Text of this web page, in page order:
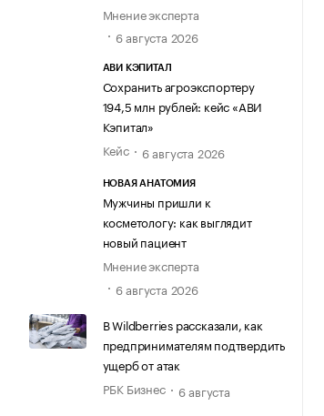
Мнение эксперта
6 августа 2026
АВИ КЭПИТАЛ
Сохранить агроэкспортеру
194,5 млн рублей: кейс «АВИ
Кэпитал»
Кейс
6 августа 2026
НОВАЯ АНАТОМИЯ
Мужчины пришли к
косметологу: как выглядит
новый пациент
Мнение эксперта
6 августа 2026
В Wildberries рассказали, как
предпринимателям подтвердить
ущерб от атак
РБК Бизнес
6 августа